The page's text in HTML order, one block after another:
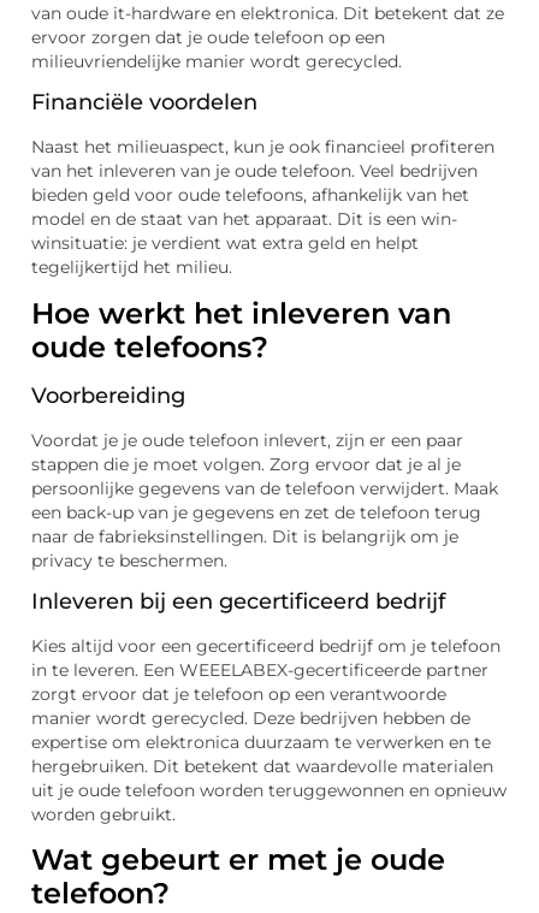
van oude it-hardware en elektronica. Dit betekent dat ze
ervoor zorgen dat je oude telefoon op een
milieuvriendelijke manier wordt gerecycled.
Financiële voordelen
Naast het milieuaspect, kun je ook financieel profiteren
van het inleveren van je oude telefoon. Veel bedrijven
bieden geld voor oude telefoons, afhankelijk van het
model en de staat van het apparaat. Dit is een win-
winsituatie: je verdient wat extra geld en helpt
tegelijkertijd het milieu.
Hoe werkt het inleveren van
oude telefoons?
Voorbereiding
Voordat je je oude telefoon inlevert, zijn er een paar
stappen die je moet volgen. Zorg ervoor dat je al je
persoonlijke gegevens van de telefoon verwijdert. Maak
een back-up van je gegevens en zet de telefoon terug
naar de fabrieksinstellingen. Dit is belangrijk om je
privacy te beschermen.
Inleveren bij een gecertificeerd bedrijf
Kies altijd voor een gecertificeerd bedrijf om je telefoon
in te leveren. Een WEEELABEX-gecertificeerde partner
zorgt ervoor dat je telefoon op een verantwoorde
manier wordt gerecycled. Deze bedrijven hebben de
expertise om elektronica duurzaam te verwerken en te
hergebruiken. Dit betekent dat waardevolle materialen
uit je oude telefoon worden teruggewonnen en opnieuw
worden gebruikt.
Wat gebeurt er met je oude
telefoon?